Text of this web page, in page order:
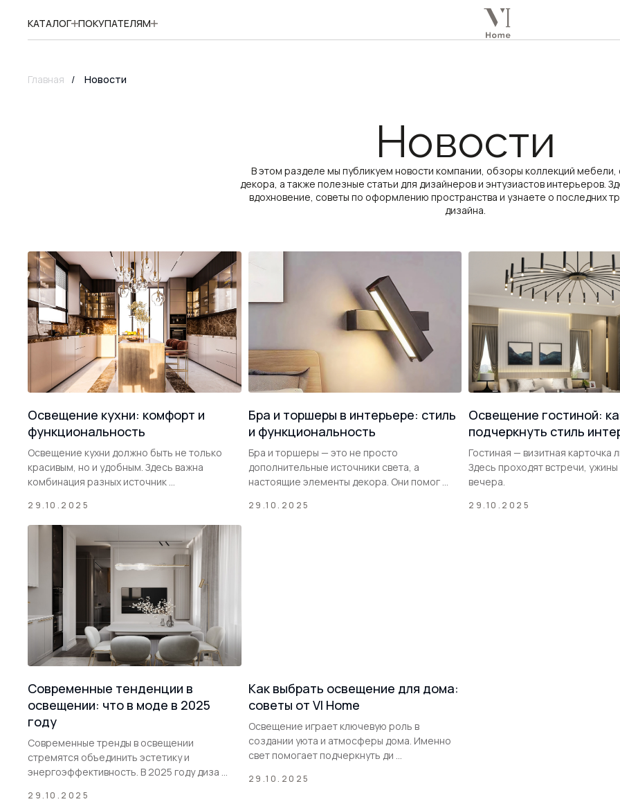
КАТАЛОГ ПОКУПАТЕЛЯМ
Главная / Новости
Новости
В этом разделе мы публикуем новости компании, обзоры коллекций
декора, а также полезные статьи для дизайнеров и энтузиастов интерьеров.
вдохновение, советы по оформлению пространства и узнаете о последних
дизайна.
Освещение кухни: комфорт и
функциональность
Освещение кухни должно быть не только
красивым, но и удобным. Здесь важна
комбинация разных источник ...
29.10.2025
Бра и торшеры в интерьере: стиль
и функциональность
Бра и торшеры — это не просто
дополнительные источники света, а
настоящие элементы декора. Они помог ...
29.10.2025
Освещение гостиной:
подчеркнуть стиль
Гостиная — визитная карточка
Здесь проходят встречи,
вечера.
29.10.2025
Современные тенденции в
освещении: что в моде в 2025
году
Современные тренды в освещении
стремятся объединить эстетику и
энергоэффективность. В 2025 году диза ...
29.10.2025
Как выбрать освещение для дома:
советы от VI Home
Освещение играет ключевую роль в
создании уюта и атмосферы дома. Именно
свет помогает подчеркнуть ди ...
29.10.2025